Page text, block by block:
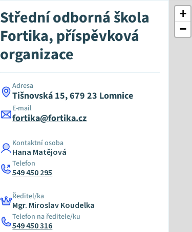
Střední odborná škola
Fortika, příspěvková
organizace
Adresa
Tišnovská 15, 679 23 Lomnice
E-mail
fortika@fortika.cz
Kontaktní osoba
Hana Matějová
Telefon
549 450 295
Ředitel/ka
Mgr. Miroslav Koudelka
Telefon na ředitele/ku
549 450 316
+
−